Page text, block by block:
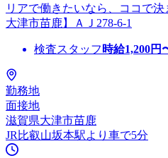
リアで働きたいなら、ココで
大津市苗鹿】ＡＪ278-6-1
検査スタッフ 時給1,200円
勤務地
面接地
滋賀県大津市苗鹿
JR比叡山坂本駅より車で5分